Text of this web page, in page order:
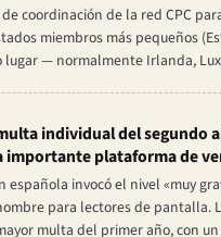
coordinación de la red CPC
miembros más pequeños
lugar — normalmente Irlanda,
individual del segundo
importante plataforma de
española invocó el nivel «muy
para lectores de pantalla.
multa del primer año, con